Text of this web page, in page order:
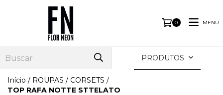
0 MENU
PRODUTOS
Início / ROUPAS / CORSETS /
TOP RAFA NOTTE STTELATO